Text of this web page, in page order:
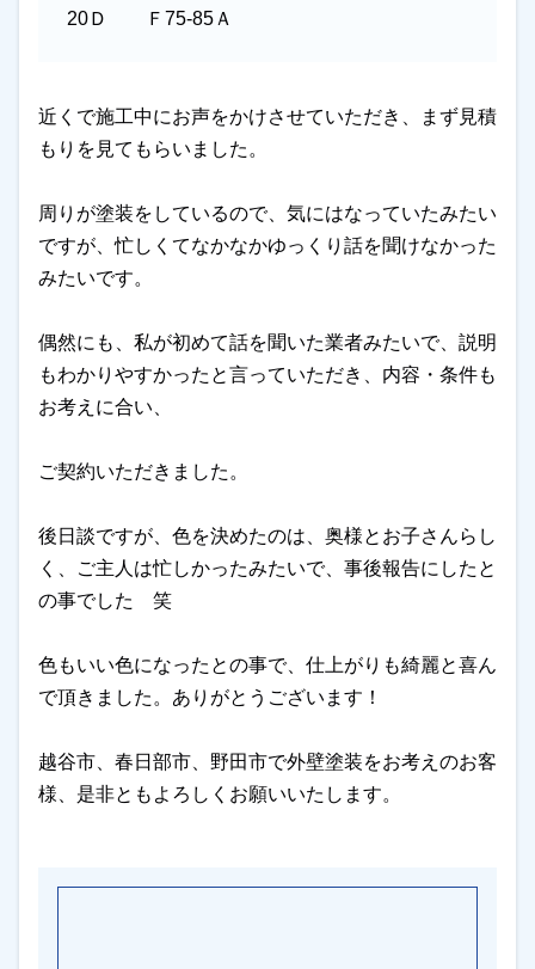
20Ｄ Ｆ75-85Ａ
近くで施工中にお声をかけさせていただき、まず見積
もりを見てもらいました。
周りが塗装をしているので、気にはなっていたみたい
ですが、忙しくてなかなかゆっくり話を聞けなかった
みたいです。
偶然にも、私が初めて話を聞いた業者みたいで、説明
もわかりやすかったと言っていただき、内容・条件も
お考えに合い、
ご契約いただきました。
後日談ですが、色を決めたのは、奥様とお子さんらし
く、ご主人は忙しかったみたいで、事後報告にしたと
の事でした 笑
色もいい色になったとの事で、仕上がりも綺麗と喜ん
で頂きました。ありがとうございます！
越谷市、春日部市、野田市で外壁塗装をお考えのお客
様、是非ともよろしくお願いいたします。